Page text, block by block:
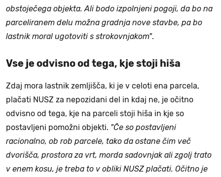
obstoječega objekta. Ali bodo izpolnjeni pogoji, da bo na
parceliranem delu možna gradnja nove stavbe, pa bo
lastnik moral ugotoviti s strokovnjakom".
Vse je odvisno od tega, kje stoji hiša
Zdaj mora lastnik zemljišča, ki je v celoti ena parcela,
plačati NUSZ za nepozidani del in kdaj ne, je očitno
odvisno od tega, kje na parceli stoji hiša in kje so
postavljeni pomožni objekti. "Če so postavljeni
racionalno, ob rob parcele, tako da ostane čim več
dvorišča, prostora za vrt, morda sadovnjak ali zgolj trato
v enem kosu, je treba to v obliki NUSZ plačati. Očitno je